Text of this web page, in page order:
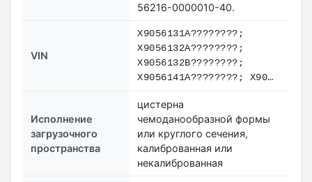
56216-0000010-40.
VIN
X9056131A????????;
X9056132A????????;
X9056132B????????;
X9056141A????????; X90…
Исполнение
загрузочного
пространства
цистерна
чемоданообразной формы
или круглого сечения,
калиброванная или
некалиброванная